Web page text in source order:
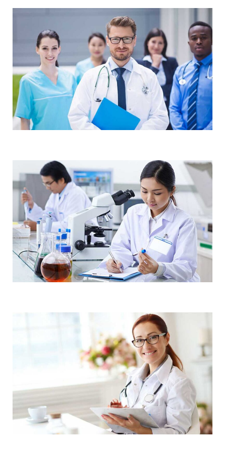
Demo Media Title 3
Research
Skin Care
Demo Media Title 4
Dental Care
Maternity
Demo Media Title 5
Maternity
Research